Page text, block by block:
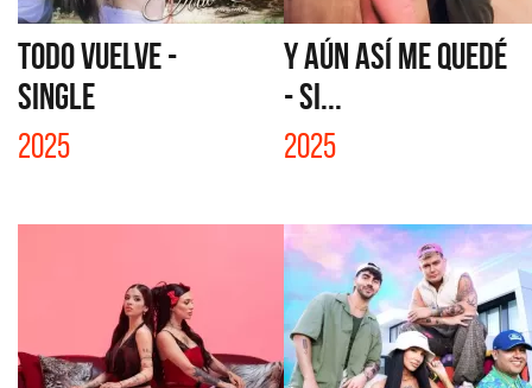
TODO VUELVE -
SINGLE
2025
Y AÚN ASÍ ME QUEDÉ
- SI...
2025